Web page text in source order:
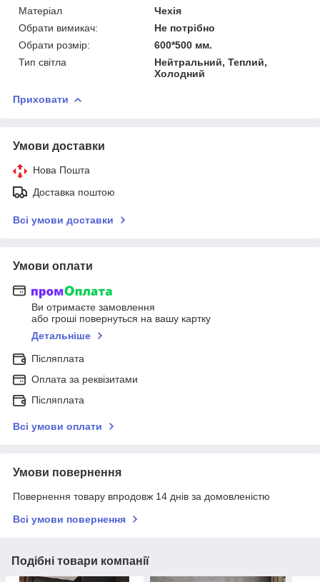
Матеріал
Чехія
Обрати вимикач:
Не потрібно
Обрати розмір:
600*500 мм.
Тип світла
Нейтральний, Теплий,
Холодний
Приховати
Умови доставки
Нова Пошта
Доставка поштою
Всі умови доставки
Умови оплати
Ви отримаєте замовлення
або гроші повернуться на вашу картку
Детальніше
Післяплата
Оплата за реквізитами
Післяплата
Всі умови оплати
Умови повернення
Повернення товару впродовж 14 днів за домовленістю
Всі умови повернення
Подібні товари компанії